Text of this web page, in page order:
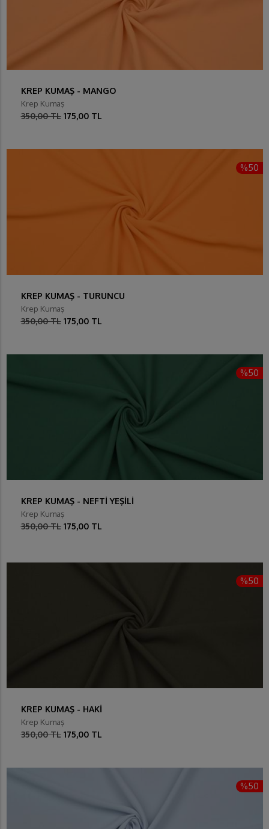
KREP KUMAŞ - MANGO
Krep Kumaş
350,00 TL 175,00 TL
%50
KREP KUMAŞ - TURUNCU
Krep Kumaş
350,00 TL 175,00 TL
%50
KREP KUMAŞ - NEFTİ YEŞİLİ
Krep Kumaş
350,00 TL 175,00 TL
%50
KREP KUMAŞ - HAKİ
Krep Kumaş
350,00 TL 175,00 TL
%50